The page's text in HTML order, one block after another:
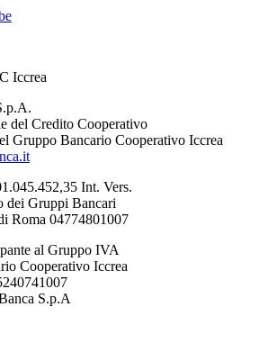
del Credito Cooperativo
Gruppo Bancario Cooperativo Iccrea
Int. Vers.
dei Gruppi Bancari
Roma 04774801007
al Gruppo IVA
Cooperativo Iccrea
S.p.A